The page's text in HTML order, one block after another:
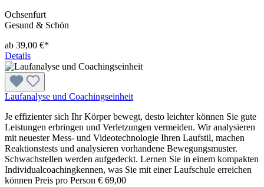
Ochsenfurt
Gesund & Schön
ab 39,00 €*
Details
Laufanalyse und Coachingseinheit
Je effizienter sich Ihr Körper bewegt, desto leichter können Sie gute
Leistungen erbringen und Verletzungen vermeiden. Wir analysieren
mit neuester Mess- und Videotechnologie Ihren Laufstil, machen
Reaktionstests und analysieren vorhandene Bewegungsmuster.
Schwachstellen werden aufgedeckt. Lernen Sie in einem kompakten
Individualcoachingkennen, was Sie mit einer Laufschule erreichen
können Preis pro Person € 69,00